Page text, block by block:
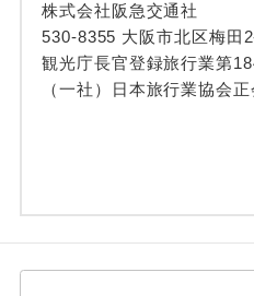
株式会社阪急交通社
530-8355 大阪市北区梅田
観光庁長官登録旅行業第
（一社）日本旅行業協会正